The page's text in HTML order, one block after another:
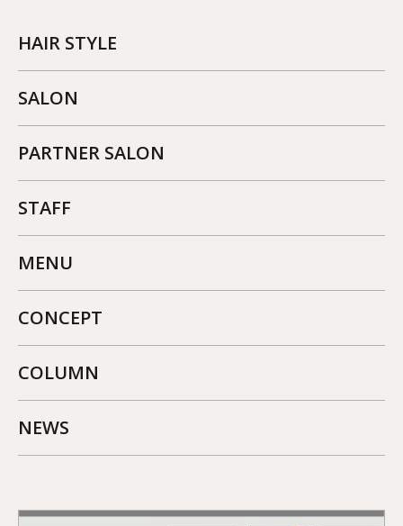
HAIR STYLE
SALON
PARTNER SALON
STAFF
MENU
CONCEPT
COLUMN
NEWS